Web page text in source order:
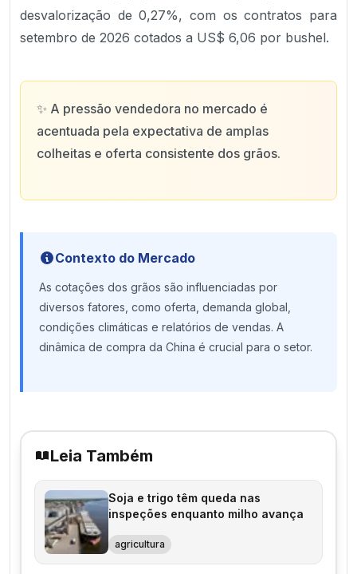
desvalorização de 0,27%, com os contratos para
setembro de 2026 cotados a US$ 6,06 por bushel.
✨ A pressão vendedora no mercado é
acentuada pela expectativa de amplas
colheitas e oferta consistente dos grãos.
Contexto do Mercado
As cotações dos grãos são influenciadas por
diversos fatores, como oferta, demanda global,
condições climáticas e relatórios de vendas. A
dinâmica de compra da China é crucial para o setor.
Leia Também
Soja e trigo têm queda nas
inspeções enquanto milho avança
agricultura